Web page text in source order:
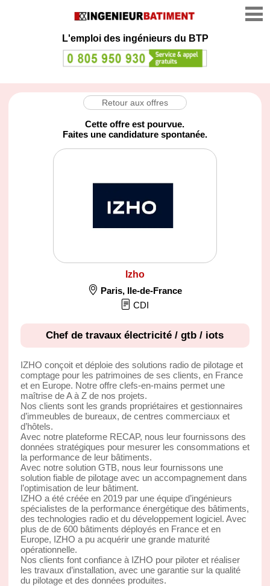
L'emploi des ingénieurs du BTP
Retour aux offres
Cette offre est pourvue.
Faites une candidature spontanée.
Izho
Paris, Ile-de-France
CDI
Chef de travaux électricité / gtb / iots
IZHO conçoit et déploie des solutions radio de pilotage et
comptage pour les patrimoines de ses clients, en France
et en Europe. Notre offre clefs-en-mains permet une
maîtrise de A à Z de nos projets.
Nos clients sont les grands propriétaires et gestionnaires
d’immeubles de bureaux, de centres commerciaux et
d’hôtels.
Avec notre plateforme RECAP, nous leur fournissons des
données stratégiques pour mesurer les consommations et
la performance de leur bâtiments.
Avec notre solution GTB, nous leur fournissons une
solution fiable de pilotage avec un accompagnement dans
l’optimisation de leur bâtiment.
IZHO a été créée en 2019 par une équipe d’ingénieurs
spécialistes de la performance énergétique des bâtiments,
des technologies radio et du développement logiciel. Avec
plus de de 600 bâtiments déployés en France et en
Europe, IZHO a pu acquérir une grande maturité
opérationnelle.
Nos clients font confiance à IZHO pour piloter et réaliser
les travaux d’installation, avec une garantie sur la qualité
du pilotage et des données produites.